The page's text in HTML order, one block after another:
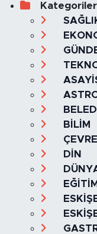
Kategoriler
BİLİM
ÇEVRE
DİN
EĞİTİM